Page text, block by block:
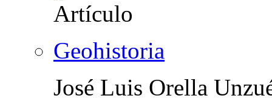
Geohistoria
José Luis Orella